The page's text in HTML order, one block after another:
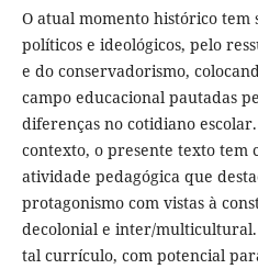
O atual momento histórico tem
políticos e ideológicos, pelo
e do conservadorismo,
campo educacional pautadas
diferenças no cotidiano
contexto, o presente texto tem
atividade pedagógica que
protagonismo com vistas à
decolonial e inter/multicultural.
tal currículo, com potencial